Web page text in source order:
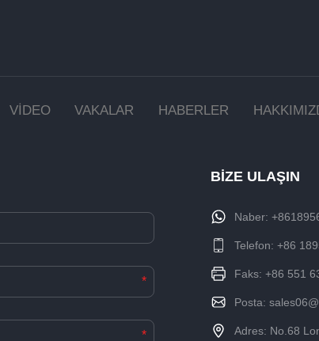
VIDEO VAKALAR HABERLER
*
*
BİZE ULAŞIN
Naber:
Telefon: +86
Faks: +86 551
Posta:
Adres: No.68